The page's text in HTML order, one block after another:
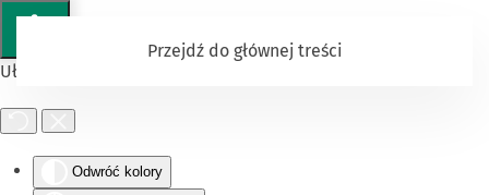
Ułatwienia dostępu
Odwróć kolory
Przejdź do głównej treści